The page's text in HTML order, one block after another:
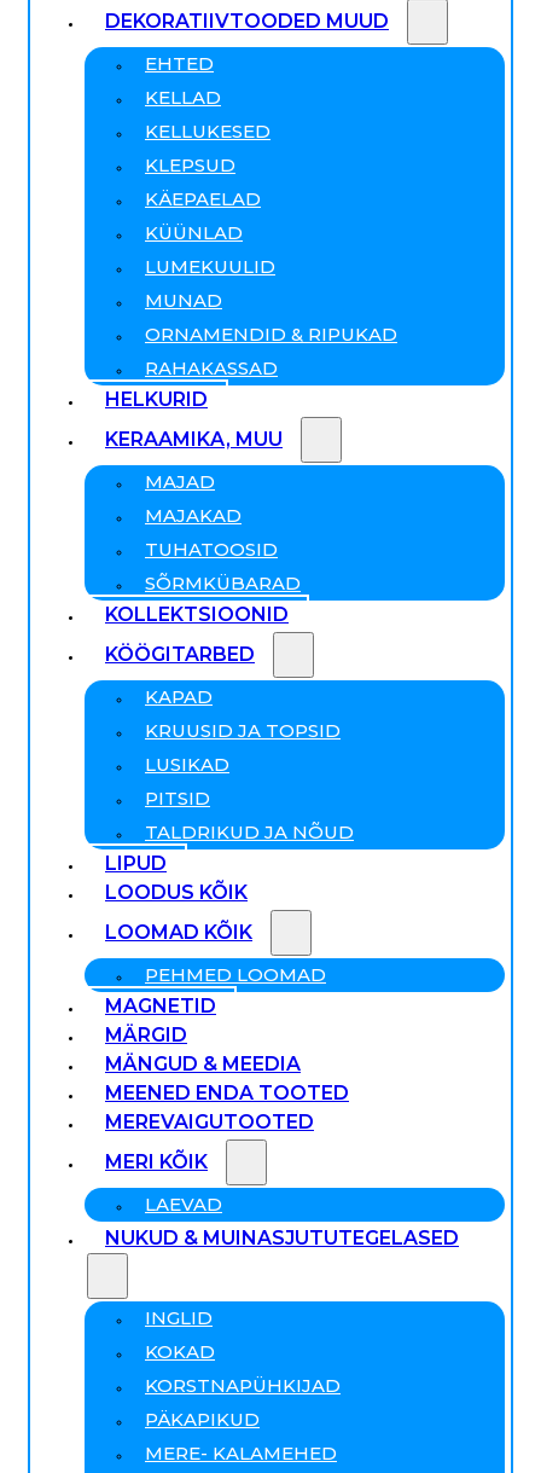
DEKORATIIVTOODED MUUD
EHTED
KELLAD
KELLUKESED
KLEPSUD
KÄEPAELAD
KÜÜNLAD
LUMEKUULID
MUNAD
ORNAMENDID & RIPUKAD
RAHAKASSAD
HELKURID
KERAAMIKA, MUU
MAJAD
MAJAKAD
TUHATOOSID
SÕRMKÜBARAD
KOLLEKTSIOONID
KÖÖGITARBED
KAPAD
KRUUSID JA TOPSID
LUSIKAD
PITSID
TALDRIKUD JA NÕUD
LIPUD
LOODUS KÕIK
LOOMAD KÕIK
PEHMED LOOMAD
MAGNETID
MÄRGID
MÄNGUD & MEEDIA
MEENED ENDA TOOTED
MEREVAIGUTOOTED
MERI KÕIK
LAEVAD
NUKUD & MUINASJUTUTEGELASED
INGLID
KOKAD
KORSTNAPÜHKIJAD
PÄKAPIKUD
MERE- KALAMEHED